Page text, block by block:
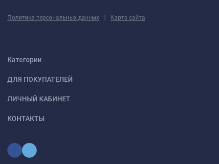
Политика персональных данных | Карта сайта
Категории
ДЛЯ ПОКУПАТЕЛЕЙ
ЛИЧНЫЙ КАБИНЕТ
КОНТАКТЫ